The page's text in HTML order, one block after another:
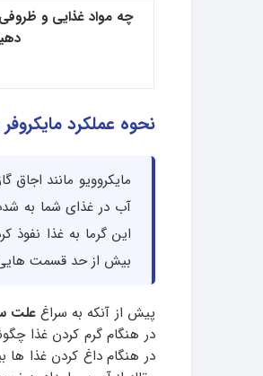
چه مواد غذایی و ظروفی
نحوه عملکرد
مایکروویو مانند اجاق
آب در غذای شما به
این گرما به غذا نفوذ
بیش از حد قسمت هایی
پیش از آنکه به سراغ علت
در هنگام گرم کردن غذا
در هنگام داغ کردن غذا